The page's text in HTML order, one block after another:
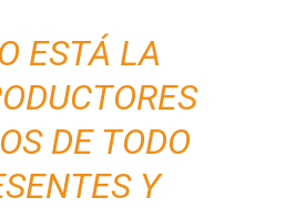
ESTÁ LA
DE TODO
Y